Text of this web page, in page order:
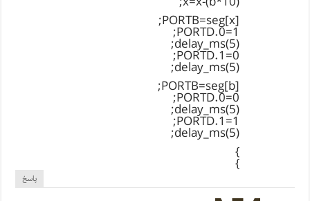
PORTB=seg[x];
PORTD.0=1;
delay_ms(5);
PORTD.1=0;
delay_ms(5);
PORTB=seg[b];
PORTD.0=0;
delay_ms(5);
PORTD.1=1;
delay_ms(5);
}
}
پاسخ